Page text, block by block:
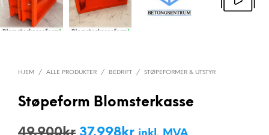
HJEM / ALLE PRODUKTER / BEDRIFT / STØPEFORMER & UTSTYR
Støpeform Blomsterkasse